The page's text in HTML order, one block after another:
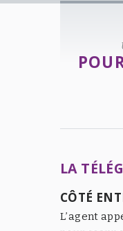
LA
CÔTÉ
L’agent